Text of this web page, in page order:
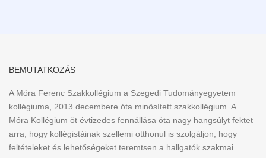
BEMUTATKOZÁS
A Móra Ferenc Szakkollégium a Szegedi Tudományegyetem
kollégiuma, 2013 decembere óta minősített szakkollégium. A
Móra Kollégium öt évtizedes fennállása óta nagy hangsúlyt fektet
arra, hogy kollégistáinak szellemi otthonul is szolgáljon, hogy
feltételeket és lehetőségeket teremtsen a hallgatók szakmai